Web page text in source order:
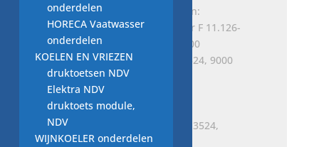
condensator ISKRA KPL 3524, 9000
507647
€10,00
onderdelen
HORECA Vaatwasser
onderdelen
KOELEN EN VRIEZEN
druktoetsen NDV
Elektra NDV
druktoets module,
NDV
WIJNKOELER onderdelen